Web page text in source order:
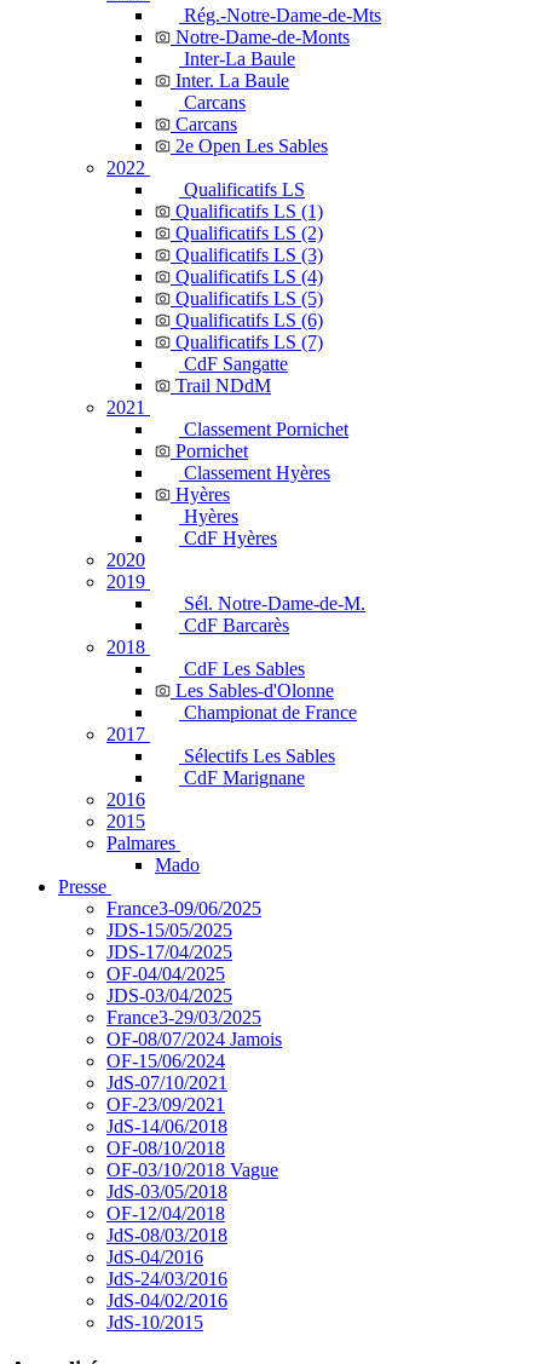
Rég.-Notre-Dame-de-Mts
Notre-Dame-de-Monts
Inter-La Baule
Inter. La Baule
Carcans
Carcans
2e Open Les Sables
2022
Qualificatifs LS
Qualificatifs LS (1)
Qualificatifs LS (2)
Qualificatifs LS (3)
Qualificatifs LS (4)
Qualificatifs LS (5)
Qualificatifs LS (6)
Qualificatifs LS (7)
CdF Sangatte
Trail NDdM
2021
Classement Pornichet
Pornichet
Classement Hyères
Hyères
Hyères
CdF Hyères
2020
2019
Sél. Notre-Dame-de-M.
CdF Barcarès
2018
CdF Les Sables
Les Sables-d'Olonne
Championat de France
2017
Sélectifs Les Sables
CdF Marignane
2016
2015
Palmares
Mado
Presse
France3-09/06/2025
JDS-15/05/2025
JDS-17/04/2025
OF-04/04/2025
JDS-03/04/2025
France3-29/03/2025
OF-08/07/2024 Jamois
OF-15/06/2024
JdS-07/10/2021
OF-23/09/2021
JdS-14/06/2018
OF-08/10/2018
OF-03/10/2018 Vague
JdS-03/05/2018
OF-12/04/2018
JdS-08/03/2018
JdS-04/2016
JdS-24/03/2016
JdS-04/02/2016
JdS-10/2015